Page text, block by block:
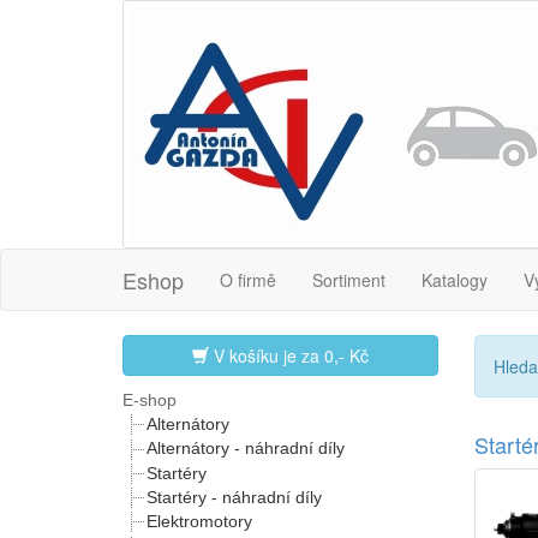
Eshop O firmě Sortiment Katalogy
V košíku je za 0,- Kč
E-shop
Alternátory
Alternátory - náhradní díly
Startéry
Startéry - náhradní díly
Elektromotory